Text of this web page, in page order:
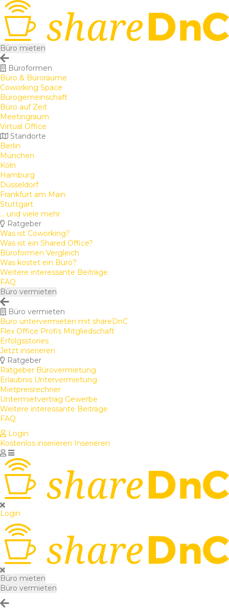
Büro mieten
Büroformen
Büro & Büroräume
Coworking Space
Bürogemeinschaft
Büro auf Zeit
Meetingraum
Virtual Office
Standorte
Berlin
München
Köln
Hamburg
Düsseldorf
Frankfurt am Main
Stuttgart
... und viele mehr
Ratgeber
Was ist Coworking?
Was ist ein Shared Office?
Büroformen Vergleich
Was kostet ein Büro?
Weitere interessante Beiträge
FAQ
Büro vermieten
Büro vermieten
Büro untervermieten mit shareDnC
Flex Office Profis Mitgliedschaft
Erfolgsstories
Jetzt inserieren
Ratgeber
Ratgeber Bürovermietung
Erlaubnis Untervermietung
Mietpreisrechner
Untermietvertrag Gewerbe
Weitere interessante Beiträge
FAQ
Login
Kostenlos inserieren Inserieren
Login
Büro mieten
Büro vermieten